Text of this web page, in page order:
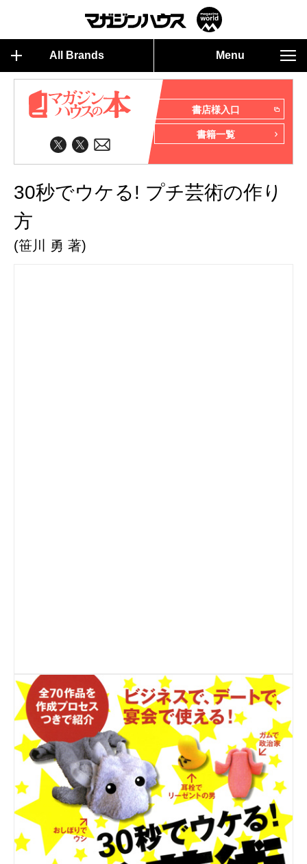
All Brands Menu
書店様入口
書籍一覧
30秒でウケる! プチ芸術の作り
方
(笹川 勇 著)